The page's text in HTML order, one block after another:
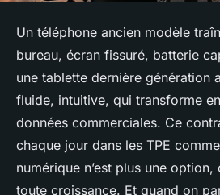
Un téléphone ancien modèle
bureau, écran fissuré, batterie
une tablette dernière génération
fluide, intuitive, qui transforme
données commerciales. Ce
chaque jour dans les TPE
numérique n’est plus une option,
toute croissance. Et quand on